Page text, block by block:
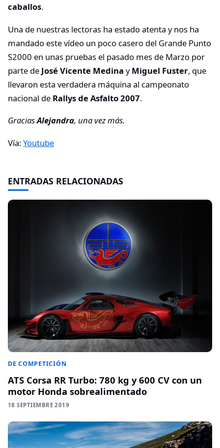
caballos.
Una de nuestras lectoras ha estado atenta y nos ha
mandado este vídeo un poco casero del Grande Punto
S2000 en unas pruebas el pasado mes de Marzo por
parte de José Vicente Medina yMiguel Fuster, que
llevaron esta verdadera máquina al campeonato
nacional de Rallys de Asfalto 2007.
GraciasAlejandra, una vez más.
Vía:Youtube
ENTRADAS RELACIONADAS
DE COMPETICIÓN
ATS Corsa RR Turbo: 780 kg y 600 CV con un
motor Honda sobrealimentado
18 SEPTIEMBRE 2019